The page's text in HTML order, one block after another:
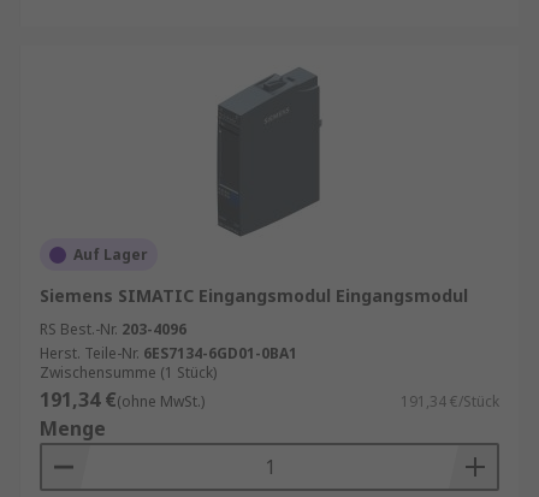
Auf Lager
Siemens SIMATIC Eingangsmodul Eingangsmodul
RS Best.-Nr. 203-4096
Herst. Teile-Nr. 6ES7134-6GD01-0BA1
Zwischensumme (1 Stück)
191,34 €(ohne MwSt.) 191,34 €/Stück
Menge